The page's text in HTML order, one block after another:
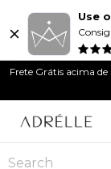
Use
Frete Grátis acima de